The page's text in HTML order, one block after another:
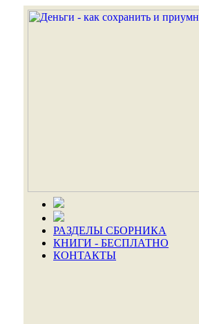
РАЗДЕЛЫ СБОРНИКА
КНИГИ - БЕСПЛАТНО
КОНТАКТЫ